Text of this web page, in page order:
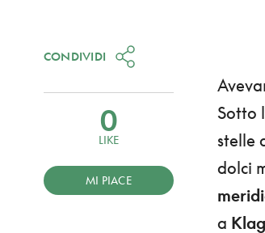
Sotto
stelle
dolci
a
CONDIVIDI
0
LIKE
MI PIACE